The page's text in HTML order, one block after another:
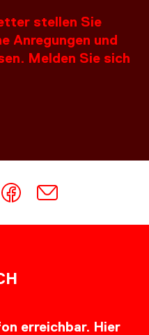
stellen Sie
Anregungen und
Melden Sie sich
erreichbar. Hier